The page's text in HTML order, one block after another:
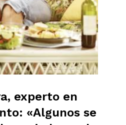
experto en
«Algunos se